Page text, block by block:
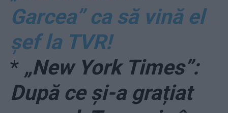
Garcea” ca să vină el
șef la TVR!
* „New York Times”:
După ce și-a grațiat